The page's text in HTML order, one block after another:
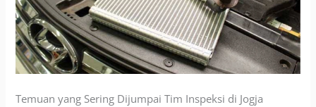
Temuan yang Sering Dijumpai Tim Inspeksi di Jogja